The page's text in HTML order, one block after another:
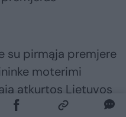
su pirmąja premjere
moterimi
atkurtos Lietuvos